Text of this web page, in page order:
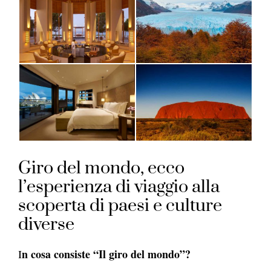
Giro del mondo, ecco
l’esperienza di viaggio alla
scoperta di paesi e culture
diverse
In cosa consiste “Il giro del mondo”?